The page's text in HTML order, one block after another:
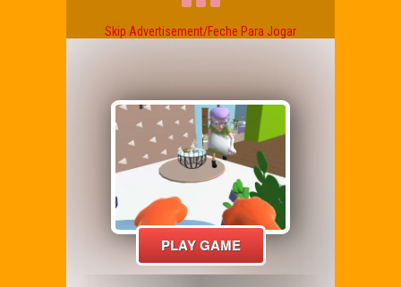
Skip Advertisement/Feche Para Jogar